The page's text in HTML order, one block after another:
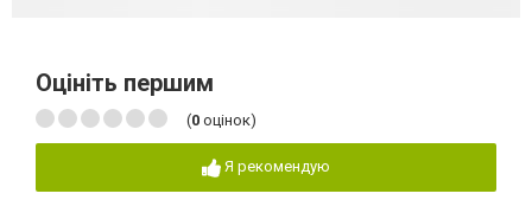
Оцініть першим
(0 оцінок)
Я рекомендую